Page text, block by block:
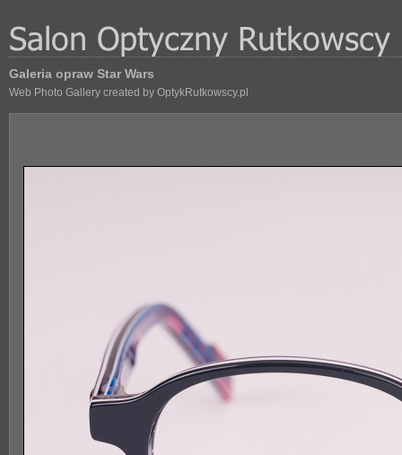
Galeria opraw Star Wars
Web Photo Gallery created by OptykRutkowscy.pl